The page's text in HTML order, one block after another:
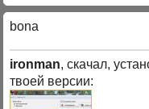
bona
ironman, скачал,
твоей версии: